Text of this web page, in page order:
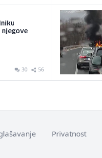
njegove
30 56
Privatnost